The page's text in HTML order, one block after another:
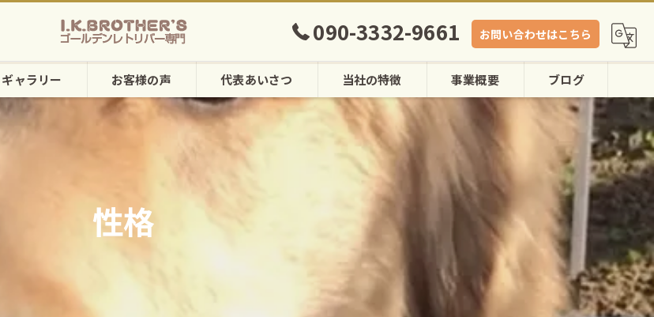
090-3332-9661 お問い合わせはこちら
ギャラリー お客様の声 代表あいさつ 当社の特徴
ゴールデンレトリバー
大型犬
事業概要 ブログ
性格